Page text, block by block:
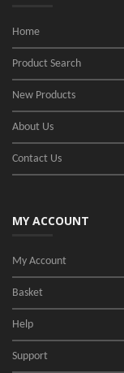
Home
Product Search
New Products
About Us
Contact Us
MY ACCOUNT
My Account
Basket
Help
Support